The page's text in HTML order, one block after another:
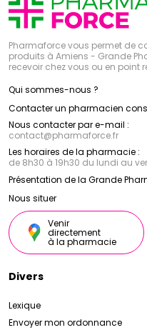
Pharmaforce vous permet de
produits à Amiens - Grande
recevoir chez vous ou en point
Qui sommes-nous ?
Contacter un pharmacien
Nous contacter par e-mail :
contact@pharmaforce.fr
Les horaires de la pharmacie :
de 8h30 à 19h30 du lundi au
Présentation de la Grande
Nous situer
Venir
directement
à la pharmacie
Divers
Lexique
Envoyer mon ordonnance